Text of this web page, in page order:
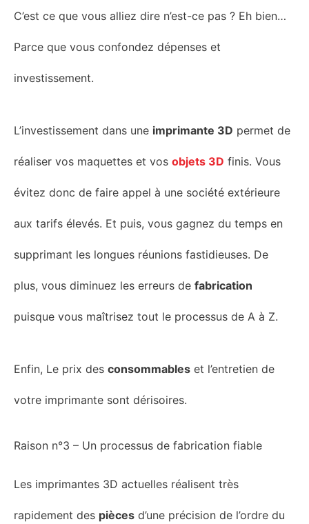
C’est ce que vous alliez dire n’est-ce pas ? Eh bien…
Parce que vous confondez dépenses et
investissement.
L’investissement dans une imprimante 3D permet de
réaliser vos maquettes et vos objets 3D finis. Vous
évitez donc de faire appel à une société extérieure
aux tarifs élevés. Et puis, vous gagnez du temps en
supprimant les longues réunions fastidieuses. De
plus, vous diminuez les erreurs de fabrication
puisque vous maîtrisez tout le processus de A à Z.
Enfin, Le prix des consommables et l’entretien de
votre imprimante sont dérisoires.
Raison n°3 – Un processus de fabrication fiable
Les imprimantes 3D actuelles réalisent très
rapidement des pièces d’une précision de l’ordre du